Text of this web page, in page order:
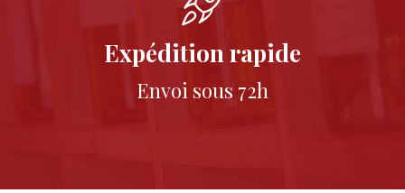
Expédition rapide
Envoi sous 72h